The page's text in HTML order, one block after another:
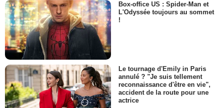
Box-office US : Spider-Man et
L'Odyssée toujours au sommet
!
Le tournage d'Emily in Paris
annulé ? "Je suis tellement
reconnaissance d'être en vie",
accident de la route pour une
actrice